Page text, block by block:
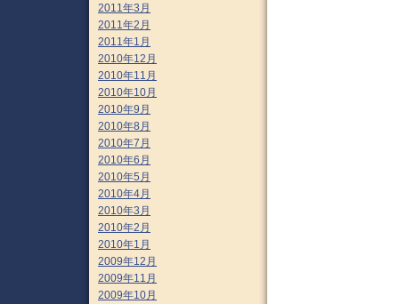
2011年3月
2011年2月
2011年1月
2010年12月
2010年11月
2010年10月
2010年9月
2010年8月
2010年7月
2010年6月
2010年5月
2010年4月
2010年3月
2010年2月
2010年1月
2009年12月
2009年11月
2009年10月